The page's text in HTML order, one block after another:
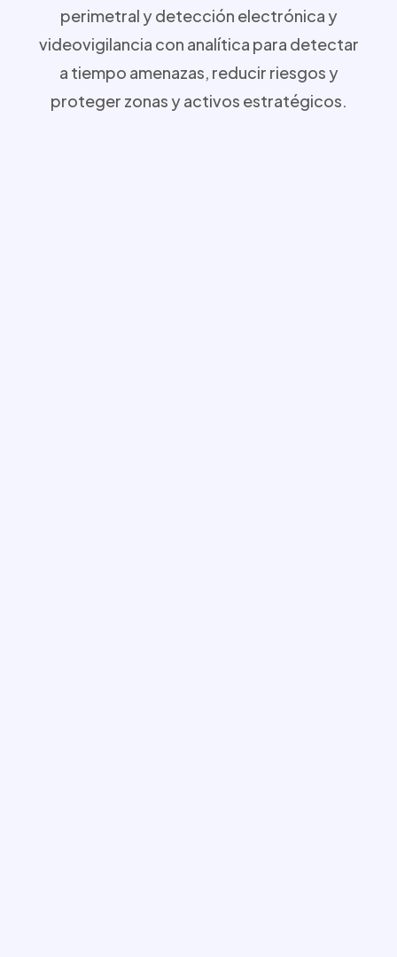
perimetral y detección electrónica y
videovigilancia con analítica para detectar
a tiempo amenazas, reducir riesgos y
proteger zonas y activos estratégicos.